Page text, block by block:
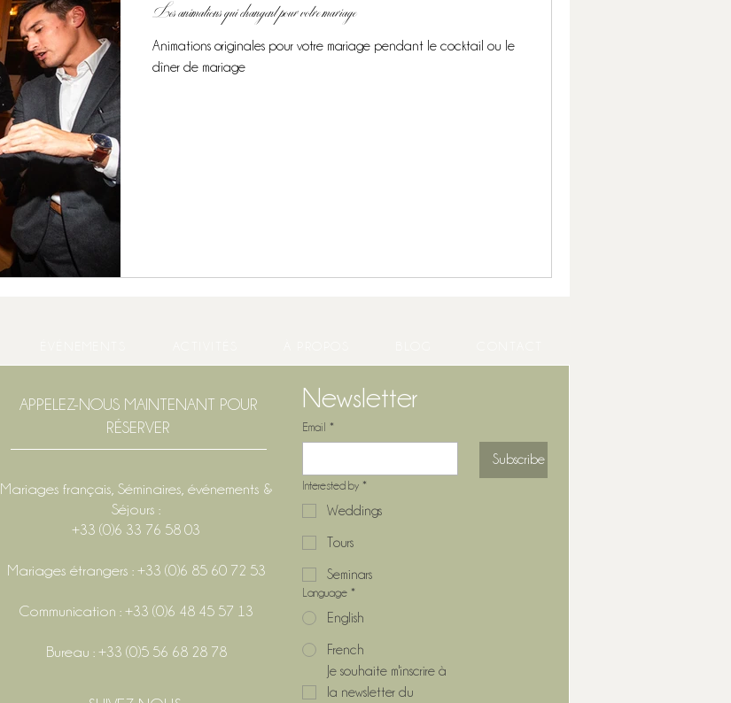
Les animations qui changent pour votre mariage
Animations originales pour votre mariage pendant le cocktail ou le
dîner de mariage
APPELEZ-NOUS MAINTENANT POUR
RÉSERVER
Mariages français, Séminaires, événements &
Séjours :
+33 (0)6 33 76 58 03
Mariages étrangers : +33 (0)6 85 60 72 53
Communication : +33 (0)6 48 45 57 13
Bureau : +33 (0)5 56 68 28 78
Newsletter
Email *
Subscribe
Interested by *
Weddings
Tours
Seminars
Language *
English
French
Je souhaite m'inscrire à
la newsletter du